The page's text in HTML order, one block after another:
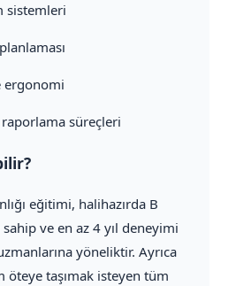
sistemleri
ergonomi
süreçleri
eğitimi, halihazırda B
sahip ve en az 4 yıl deneyimi
yöneliktir. Ayrıca
öteye taşımak isteyen tüm